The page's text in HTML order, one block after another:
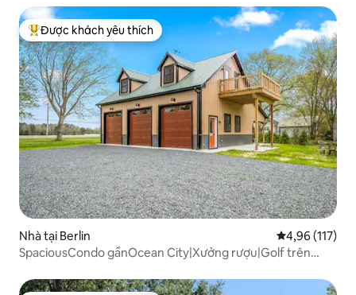
Được khách yêu thích nhất
Được khách yêu thích
Nhà tại Berlin Xếp hạng
4,96 (117)
SpaciousCondo gầnOcean City|Xưởng rượu|Golf trên